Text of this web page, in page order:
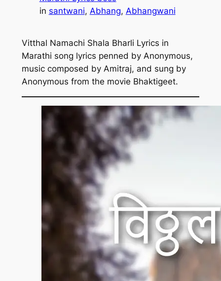
in santwani, Abhang, Abhangwani
Vitthal Namachi Shala Bharli Lyrics in
Marathi song lyrics penned by Anonymous,
music composed by Amitraj, and sung by
Anonymous from the movie Bhaktigeet.